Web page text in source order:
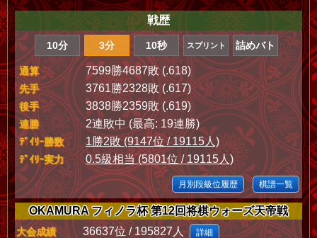
戦歴
10分 3分 10秒 スプリント 詰めバト
通算 7599勝4687敗 (.618)
先手 3761勝2328敗 (.617)
後手 3838勝2359敗 (.619)
連勝 2連敗中 (最高: 19連勝)
ﾃﾞｲﾘｰ勝数 1勝2敗 (9147位 / 19115人)
ﾃﾞｲﾘｰ実力 0.5級相当 (5801位 / 19115人)
月別段級位履歴 棋譜一覧
OKAMURA フィノラ杯 第12回将棋ウォーズ天帝戦
大会成績 36637位 / 195827人 詳細